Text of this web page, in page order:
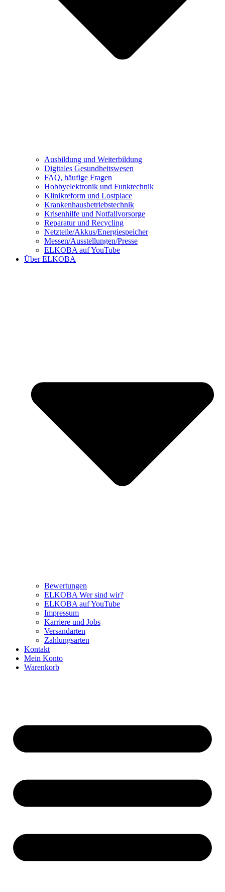
Ausbildung und Weiterbildung
Digitales Gesundheitswesen
FAQ, häufige Fragen
Hobbyelektronik und Funktechnik
Klinikreform und Lostplace
Krankenhausbetriebstechnik
Krisenhilfe und Notfallvorsorge
Reparatur und Recycling
Netzteile/Akkus/Energiespeicher
Messen/Ausstellungen/Presse
ELKOBA auf YouTube
Über ELKOBA
Bewertungen
ELKOBA Wer sind wir?
ELKOBA auf YouTube
Impressum
Karriere und Jobs
Versandarten
Zahlungsarten
Kontakt
Mein Konto
Warenkorb